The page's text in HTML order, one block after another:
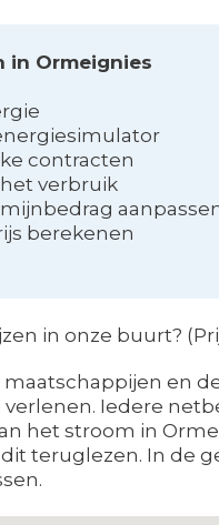
in Ormeignies
contracten
het verbruik
berekenen
in onze buurt?
maatschappijen en
Iedere
het stroom in
teruglezen. In de